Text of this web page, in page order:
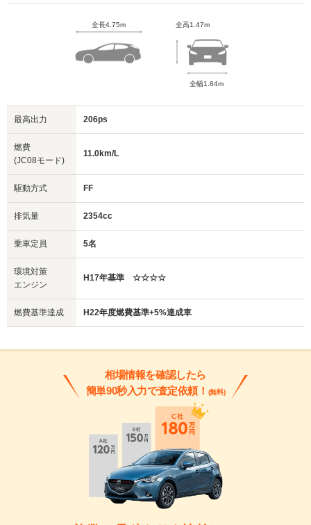
全長4.75m 全高1.47m
全幅1.84m
最高出力 206ps
燃費
(JC08モード)
11.0km/L
駆動方式 FF
排気量 2354cc
乗車定員 5名
環境対策
エンジン
H17年基準 ☆☆☆☆
燃費基準達成 H22年度燃費基準+5%達成車
相場情報を確認したら
簡単90秒入力で査定依頼！ (無料)